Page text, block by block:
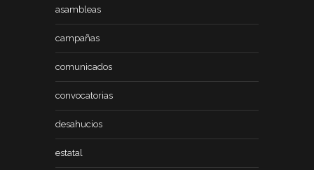
asambleas
campañas
comunicados
convocatorias
desahucios
estatal